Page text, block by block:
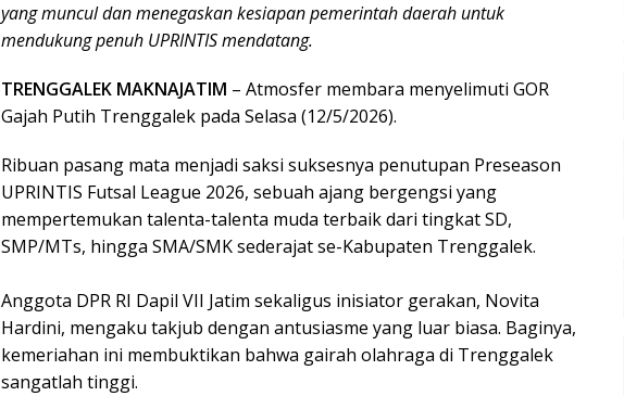
yang muncul dan menegaskan kesiapan pemerintah daerah untuk
mendukung penuh UPRINTIS mendatang.
TRENGGALEK MAKNAJATIM – Atmosfer membara menyelimuti GOR
Gajah Putih Trenggalek pada Selasa (12/5/2026).
Ribuan pasang mata menjadi saksi suksesnya penutupan Preseason
UPRINTIS Futsal League 2026, sebuah ajang bergengsi yang
mempertemukan talenta-talenta muda terbaik dari tingkat SD,
SMP/MTs, hingga SMA/SMK sederajat se-Kabupaten Trenggalek.
​Anggota DPR RI Dapil VII Jatim sekaligus inisiator gerakan, Novita
Hardini, mengaku takjub dengan antusiasme yang luar biasa. Baginya,
kemeriahan ini membuktikan bahwa gairah olahraga di Trenggalek
sangatlah tinggi.